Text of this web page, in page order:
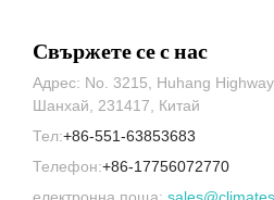
Свържете се с нас
Адрес: No. 3215, Huhang
Шанхай, 231417, Китай
Тел:+86-551-63853683
Телефон:+86-17756072770